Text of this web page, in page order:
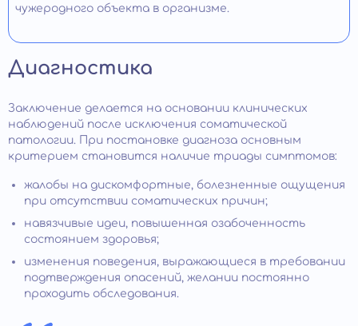
чужеродного объекта в организме.
Диагностика
Заключение делается на основании клинических
наблюдений после исключения соматической
патологии. При постановке диагноза основным
критерием становится наличие триады симптомов:
жалобы на дискомфортные, болезненные ощущения
при отсутствии соматических причин;
навязчивые идеи, повышенная озабоченность
состоянием здоровья;
изменения поведения, выражающиеся в требовании
подтверждения опасений, желании постоянно
проходить обследования.